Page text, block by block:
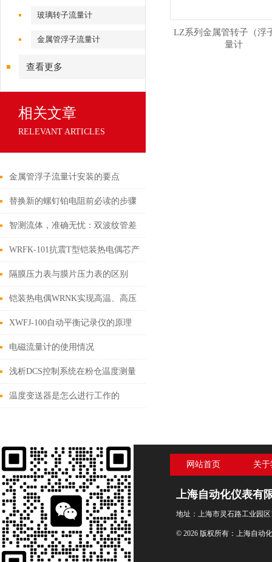
玻璃转子流量计
金属管浮子流量计
查看更多
相关文章
RELEVANT ARTICLES
金属管浮子流量计安装的要点
替换新的螺钉铂电阻前必读的步骤
智测流体，准确无忧：双波纹管差
压计，为您的流体控制提供坚实后
盾
WRFK-101抗震T型铠装热电偶芯产
品介绍
隔膜压力表与膜片压力表的区别
铠装热电偶WRNK实现高温、高压
测量的可靠工具
XWFJ-100自动平衡记录仪的原理
和应用
电磁流量计的使用情况
浅析DCS控制系统在粉仓温度测量
以及新增温度变送器新技巧
温度变送器是怎么进行工作的
LZ系列金属管转子（浮
量计
网站首页 关
上海自动化仪表有
地址：上海市灵石路工业园区
© 2026 版权所有：上海自动